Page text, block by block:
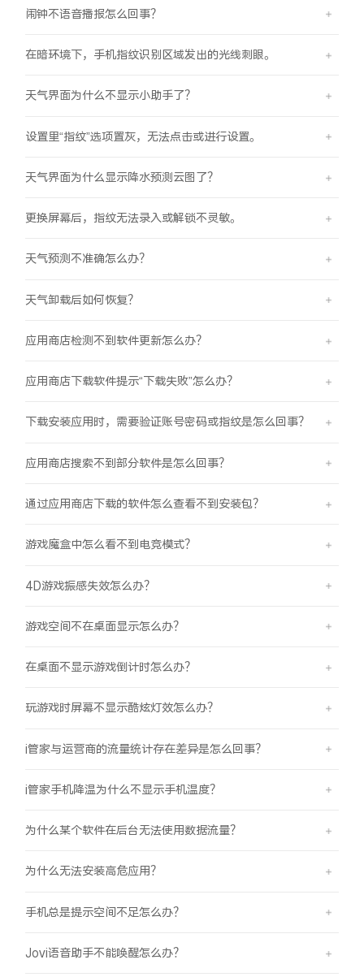
闹钟不语音播报怎么回事？
在暗环境下，手机指纹识别区域发出的光线刺眼。
天气界面为什么不显示小助手了？
设置里“指纹”选项置灰，无法点击或进行设置。
天气界面为什么显示降水预测云图了？
更换屏幕后，指纹无法录入或解锁不灵敏。
天气预测不准确怎么办？
天气卸载后如何恢复？
应用商店检测不到软件更新怎么办？
应用商店下载软件提示“下载失败”怎么办？
下载安装应用时，需要验证账号密码或指纹是怎么回事？
应用商店搜索不到部分软件是怎么回事？
通过应用商店下载的软件怎么查看不到安装包？
游戏魔盒中怎么看不到电竞模式？
4D游戏振感失效怎么办？
游戏空间不在桌面显示怎么办？
在桌面不显示游戏倒计时怎么办？
玩游戏时屏幕不显示酷炫灯效怎么办？
i管家与运营商的流量统计存在差异是怎么回事？
i管家手机降温为什么不显示手机温度？
为什么某个软件在后台无法使用数据流量？
为什么无法安装高危应用？
手机总是提示空间不足怎么办？
Jovi语音助手不能唤醒怎么办？